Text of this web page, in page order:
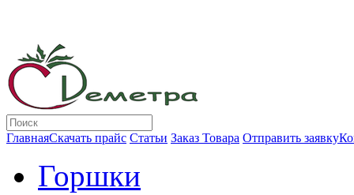
ГлавнаяСкачать прайс Статьи Заказ Товара Отправить заявку
Горшки